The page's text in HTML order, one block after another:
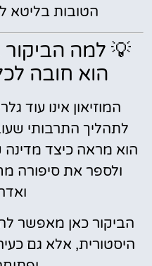
הטובות בליטא
הוא חובה
המוזיאון אינו עוד
לתהליך התרבותי
הוא מראה כיצד מדינה
ולספר את סיפורה
הביקור כאן מאפשר
היסטורית, אלא גם